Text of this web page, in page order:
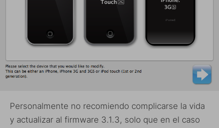
Personalmente no recomiendo complicarse la vida
y actualizar al firmware 3.1.3, solo que en el caso